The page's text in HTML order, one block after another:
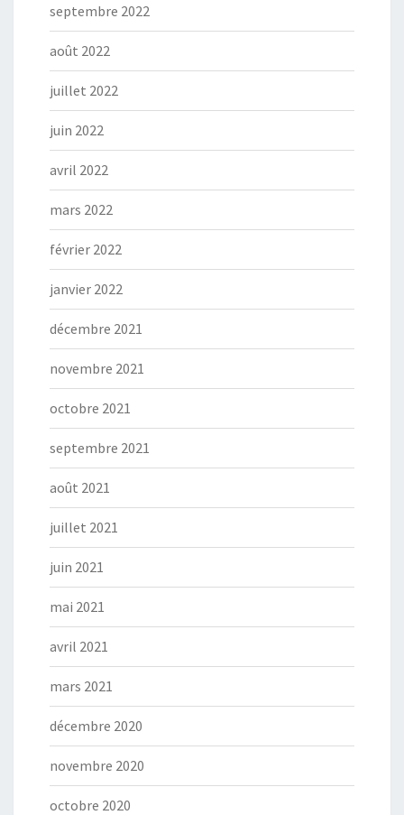
septembre 2022
août 2022
juillet 2022
juin 2022
avril 2022
mars 2022
février 2022
janvier 2022
décembre 2021
novembre 2021
octobre 2021
septembre 2021
août 2021
juillet 2021
juin 2021
mai 2021
avril 2021
mars 2021
décembre 2020
novembre 2020
octobre 2020